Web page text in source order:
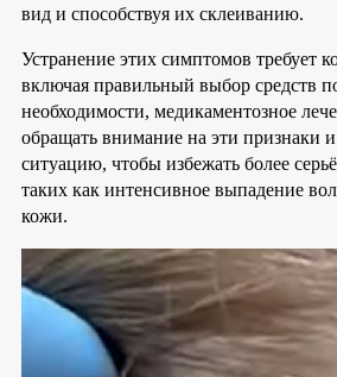
вид и способствуя их склеиванию.
Устранение этих симптомов требует
включая правильный выбор средств
необходимости, медикаментозное
обращать внимание на эти признаки и
ситуацию, чтобы избежать более
таких как интенсивное выпадение
кожи.